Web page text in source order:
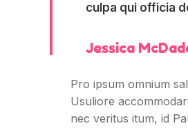
culpa qui officia
Jessica
Pro ipsum omnium
Usuliore
nec veritus itum, id